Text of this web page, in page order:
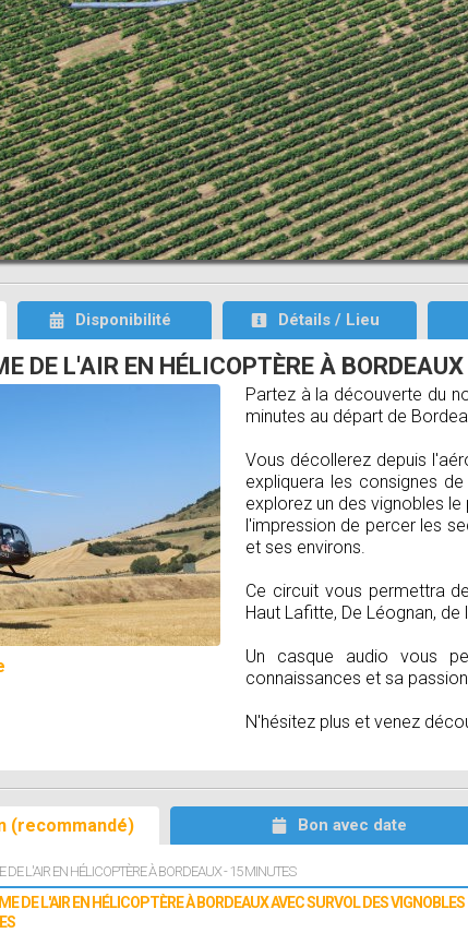
Disponibilité Détails / Lieu
DE L'AIR EN HÉLICOPTÈRE À
Partez à la découverte du
minutes au départ de
Vous décollerez depuis
expliquera les consignes
explorez un des vignobles
l'impression de percer les
et ses environs.
Ce circuit vous permettra
Haut Lafitte, De Léognan,
Un casque audio vous
connaissances et sa
N'hésitez plus et venez
(recommandé) Bon avec date
DE L'AIR EN HÉLICOPTÈRE À BORDEAUX - 15 MINUTES
DE L'AIR EN HÉLICOPTÈRE À BORDEAUX AVEC SURVOL DES VIGNOBLES